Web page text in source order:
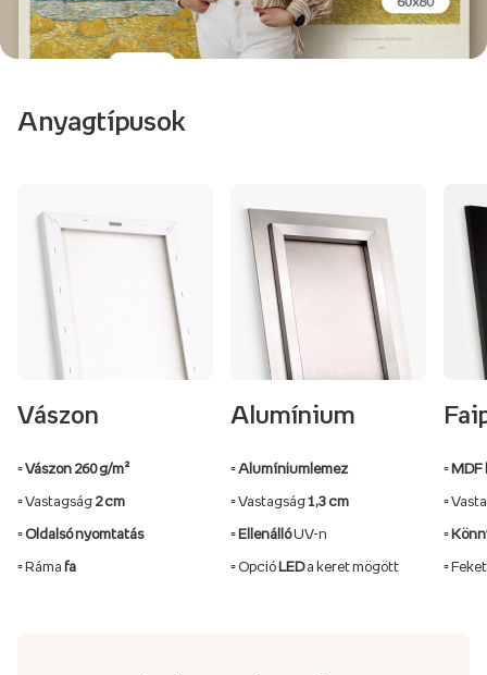
Anyagtípusok
Vászon
▫️ Vászon 260 g/m²
▫️ Vastagság 2 cm
▫️ Oldalsó nyomtatás
▫️ Ráma fa
Alumínium
▫️ Alumíniumlemez
▫️ Vastagság1,3 cm
▫️ EllenállóUV-n
▫️ Opció LEDa keret mögött
▫️ MDF
▫️
▫️
▫️